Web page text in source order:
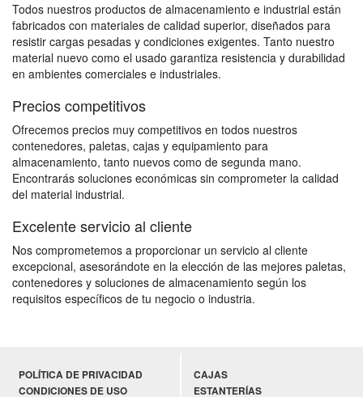
Todos nuestros productos de almacenamiento e industrial están
fabricados con materiales de calidad superior, diseñados para
resistir cargas pesadas y condiciones exigentes. Tanto nuestro
material nuevo como el usado garantiza resistencia y durabilidad
en ambientes comerciales e industriales.
Precios competitivos
Ofrecemos precios muy competitivos en todos nuestros
contenedores, paletas, cajas y equipamiento para
almacenamiento, tanto nuevos como de segunda mano.
Encontrarás soluciones económicas sin comprometer la calidad
del material industrial.
Excelente servicio al cliente
Nos comprometemos a proporcionar un servicio al cliente
excepcional, asesorándote en la elección de las mejores paletas,
contenedores y soluciones de almacenamiento según los
requisitos específicos de tu negocio o industria.
POLÍTICA DE PRIVACIDAD
CONDICIONES DE USO
CAJAS
ESTANTERÍAS